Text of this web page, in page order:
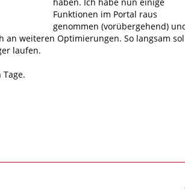
Funktionen im Portal raus
genommen (vorübergehend)
an weiteren Optimierungen. So langsam
laufen.